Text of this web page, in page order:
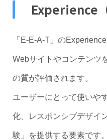
Experience（
「E-E-A-T」の
Webサイトやコンテンツ
の質が評価されます。
ユーザーにとって使いや
化、レスポンシブデザイ
験」を提供する要素です。